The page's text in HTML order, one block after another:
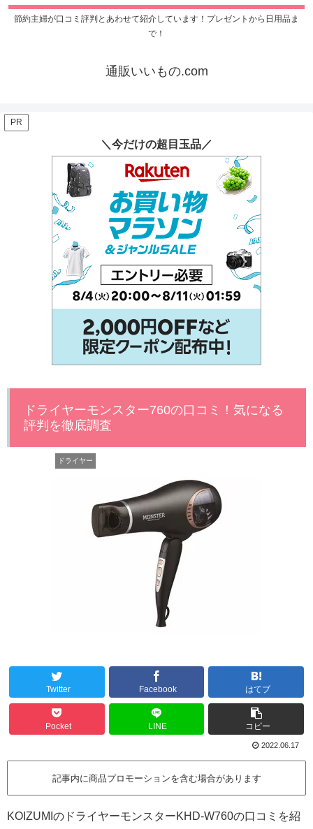
節約主婦が口コミ評判とあわせて紹介しています！プレゼントから日用品ま
で！
通販いいもの.com
PR
＼今だけの超目玉品／
ドライヤーモンスター760の口コミ！気になる
評判を徹底調査
ドライヤー
Twitter Facebook はてブ
Pocket LINE コピー
2022.06.17
記事内に商品プロモーションを含む場合があります
KOIZUMIのドライヤーモンスターKHD-W760の口コミを紹